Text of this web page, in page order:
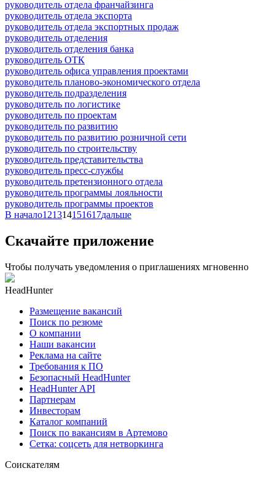
руководитель отдела франчайзинга
руководитель отдела экспорта
руководитель отдела экспортных продаж
руководитель отделения
руководитель отделения банка
руководитель ОТК
руководитель офиса управления проектами
руководитель планово-экономического отдела
руководитель подразделения
руководитель по логистике
руководитель по проектам
руководитель по развитию
руководитель по развитию розничной сети
руководитель по строительству
руководитель представительства
руководитель пресс-службы
руководитель претензионного отдела
руководитель программы лояльности
руководитель программы проектов
В начало121314151617дальше
Скачайте приложение
Чтобы получать уведомления о приглашениях мгновенно
HeadHunter
Размещение вакансий
Поиск по резюме
О компании
Наши вакансии
Реклама на сайте
Требования к ПО
Безопасный HeadHunter
HeadHunter API
Партнерам
Инвесторам
Каталог компаний
Поиск по вакансиям в Артемово
Сетка: соцсеть для нетворкинга
Соискателям